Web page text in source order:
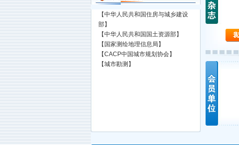
表，武汉市测绘研究院院长曾浩、城
勘专委会主任委员单位代表，北京市
测绘设计研究院院长倪锋、中南区工
作组副组长单位和《城市勘测》理事
单位代表，长沙市规划勘测设计研究
院院长李彦波分别致辞，对与会单位
的到来表示欢迎，并对本次会议的召
题为“无人系统自主三维建图与应
用”“自然资源卫星遥感技术体系建设
【中华人民共和国住房与城乡建设
部】
【中华人民共和国国土资源部】
【国家测绘地理信息局】
【CACP中国城市规划协会】
【城市勘测】
《城市勘测》2022年
第1期
第2期
《城市勘测》2022年